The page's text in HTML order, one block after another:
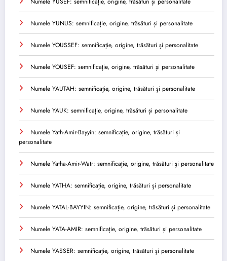
Numele YUNUS: semnificație, origine, trăsături și personalitate
Numele YOUSSEF: semnificație, origine, trăsături și personalitate
Numele YOUSEF: semnificație, origine, trăsături și personalitate
Numele YAUTAH: semnificație, origine, trăsături și personalitate
Numele YAUK: semnificație, origine, trăsături și personalitate
Numele Yath-Amir-Bayyin: semnificație, origine, trăsături și
personalitate
Numele Yatha-Amir-Watr: semnificație, origine, trăsături și personalitate
Numele YATHA: semnificație, origine, trăsături și personalitate
Numele YATAL-BAYYIN: semnificație, origine, trăsături și personalitate
Numele YATA-AMIR: semnificație, origine, trăsături și personalitate
Numele YASSER: semnificație, origine, trăsături și personalitate